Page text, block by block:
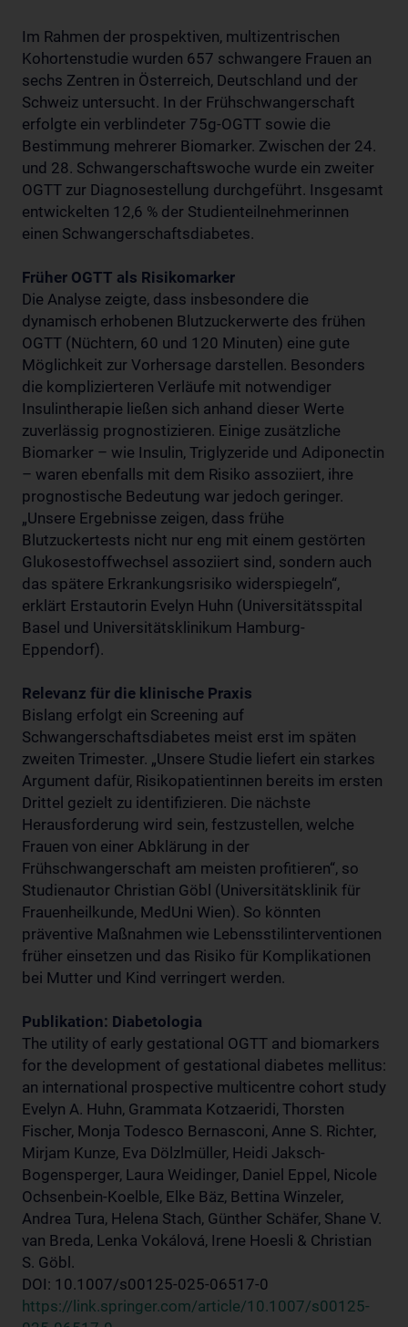
Im Rahmen der prospektiven, multizentrischen
Kohortenstudie wurden 657 schwangere Frauen an
sechs Zentren in Österreich, Deutschland und der
Schweiz untersucht. In der Frühschwangerschaft
erfolgte ein verblindeter 75g-OGTT sowie die
Bestimmung mehrerer Biomarker. Zwischen der 24.
und 28. Schwangerschaftswoche wurde ein zweiter
OGTT zur Diagnosestellung durchgeführt. Insgesamt
entwickelten 12,6 % der Studienteilnehmerinnen
einen Schwangerschaftsdiabetes.
Früher OGTT als Risikomarker
Die Analyse zeigte, dass insbesondere die
dynamisch erhobenen Blutzuckerwerte des frühen
OGTT (Nüchtern, 60 und 120 Minuten) eine gute
Möglichkeit zur Vorhersage darstellen. Besonders
die komplizierteren Verläufe mit notwendiger
Insulintherapie ließen sich anhand dieser Werte
zuverlässig prognostizieren. Einige zusätzliche
Biomarker – wie Insulin, Triglyzeride und Adiponectin
– waren ebenfalls mit dem Risiko assoziiert, ihre
prognostische Bedeutung war jedoch geringer.
„Unsere Ergebnisse zeigen, dass frühe
Blutzuckertests nicht nur eng mit einem gestörten
Glukosestoffwechsel assoziiert sind, sondern auch
das spätere Erkrankungsrisiko widerspiegeln“,
erklärt Erstautorin Evelyn Huhn (Universitätsspital
Basel und Universitätsklinikum Hamburg-
Eppendorf).
Relevanz für die klinische Praxis
Bislang erfolgt ein Screening auf
Schwangerschaftsdiabetes meist erst im späten
zweiten Trimester. „Unsere Studie liefert ein starkes
Argument dafür, Risikopatientinnen bereits im ersten
Drittel gezielt zu identifizieren. Die nächste
Herausforderung wird sein, festzustellen, welche
Frauen von einer Abklärung in der
Frühschwangerschaft am meisten profitieren“, so
Studienautor Christian Göbl (Universitätsklinik für
Frauenheilkunde, MedUni Wien). So könnten
präventive Maßnahmen wie Lebensstilinterventionen
früher einsetzen und das Risiko für Komplikationen
bei Mutter und Kind verringert werden.
Publikation: Diabetologia
The utility of early gestational OGTT and biomarkers
for the development of gestational diabetes mellitus:
an international prospective multicentre cohort study
Evelyn A. Huhn, Grammata Kotzaeridi, Thorsten
Fischer, Monja Todesco Bernasconi, Anne S. Richter,
Mirjam Kunze, Eva Dölzlmüller, Heidi Jaksch-
Bogensperger, Laura Weidinger, Daniel Eppel, Nicole
Ochsenbein-Koelble, Elke Bäz, Bettina Winzeler,
Andrea Tura, Helena Stach, Günther Schäfer, Shane V.
van Breda, Lenka Vokálová, Irene Hoesli & Christian
S. Göbl.
DOI: 10.1007/s00125-025-06517-0
https://link.springer.com/article/10.1007/s00125-